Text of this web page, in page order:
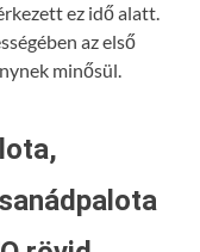
ez idő alatt.
az első
minősül.